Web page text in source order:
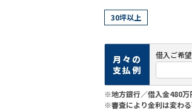
30坪以上
月々の
支払例
借入ご希
※地方銀行／借入金480万
※審査により金利は変わる